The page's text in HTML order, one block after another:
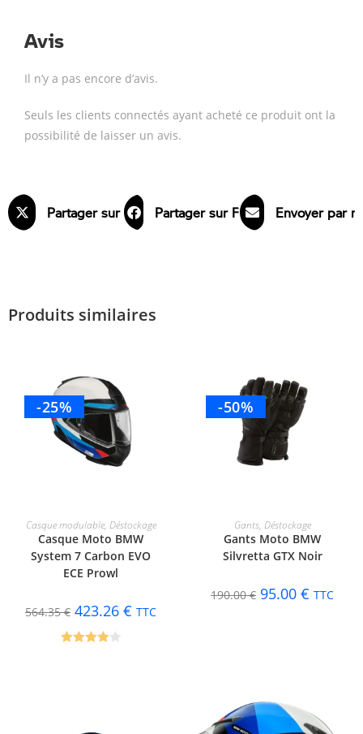
Avis
Il n’y a pas encore d’avis.
Seuls les clients connectés ayant acheté ce produit ont la
possibilité de laisser un avis.
Partager sur X Partager sur FacebookEnvoyer par
Produits similaires
-25%
CHOIX DES OPTIONS
Casque modulable, Déstockage
Casque Moto BMW
System 7 Carbon EVO
ECE Prowl
564.35€ 423.26 € TTC
-50%
CHOIX DES OPTIONS
Gants, Déstockage
Gants Moto BMW
Silvretta GTX Noir
190.00€ 95.00 € TTC